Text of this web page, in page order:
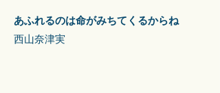
あふれるのは命がみちてくるからね
西山奈津実